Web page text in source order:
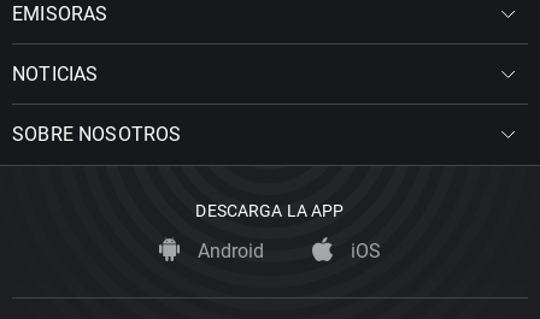
EMISORAS
NOTICIAS
SOBRE NOSOTROS
DESCARGA LA APP
Android iOS